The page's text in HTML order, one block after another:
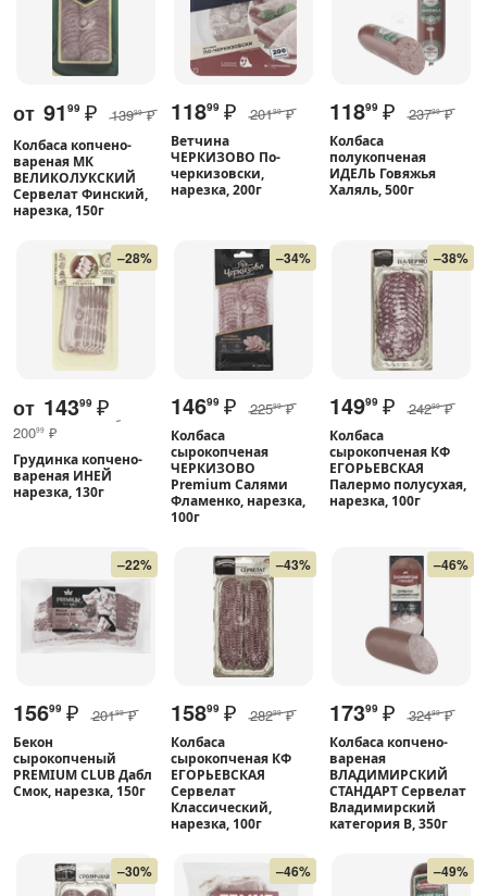
от 91 99 ₽ 13999 ₽
Колбаса копчено-
вареная МК
ВЕЛИКОЛУКСКИЙ
Сервелат Финский,
нарезка, 150г
11899 ₽ 20199 ₽
Ветчина
ЧЕРКИЗОВО По-
черкизовски,
нарезка, 200г
11899 ₽ 23799 ₽
Колбаса
полукопченая
ИДЕЛЬ Говяжья
Халяль, 500г
–28%
от 14399 ₽
20099 ₽
Грудинка копчено-
вареная ИНЕЙ
нарезка, 130г
–34%
14699 ₽ 22599 ₽
Колбаса
сырокопченая
ЧЕРКИЗОВО
Premium Салями
Фламенко, нарезка,
100г
–38%
14999 ₽ 24299 ₽
Колбаса
сырокопченая КФ
ЕГОРЬЕВСКАЯ
Палермо полусухая,
нарезка, 100г
–22%
15699 ₽ 20199 ₽
Бекон
сырокопченый
PREMIUM CLUB Дабл
Смок, нарезка, 150г
–43%
15899 ₽ 28299 ₽
Колбаса
сырокопченая КФ
ЕГОРЬЕВСКАЯ
Сервелат
Классический,
нарезка, 100г
–46%
17399 ₽ 32499 ₽
Колбаса копчено-
вареная
ВЛАДИМИРСКИЙ
СТАНДАРТ Сервелат
Владимирский
категория В, 350г
–30% –46% –49%